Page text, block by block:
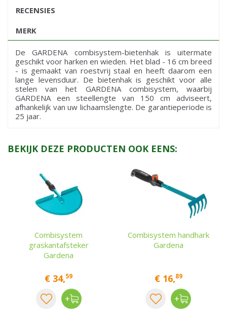
RECENSIES
MERK
De GARDENA combisystem-bietenhak is uitermate
geschikt voor harken en wieden. Het blad - 16 cm breed
- is gemaakt van roestvrij staal en heeft daarom een
lange levensduur. De bietenhak is geschikt voor alle
stelen van het GARDENA combisystem, waarbij
GARDENA een steellengte van 150 cm adviseert,
afhankelijk van uw lichaamslengte. De garantieperiode is
25 jaar.
BEKIJK DEZE PRODUCTEN OOK EENS:
Combisystem
graskantafsteker
Gardena
€ 34,59
Combisystem handhark
Gardena
€ 16,89